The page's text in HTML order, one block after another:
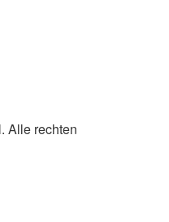
Alle rechten